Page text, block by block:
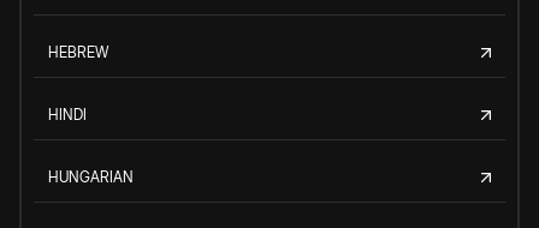
HEBREW
HINDI
HUNGARIAN